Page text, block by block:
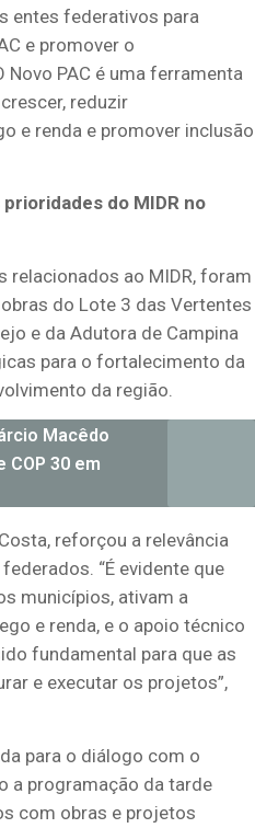
entes federativos para
e promover o
Novo PAC é uma ferramenta
reduzir
e renda e promover inclusão
do MIDR no
relacionados ao MIDR, foram
do Lote 3 das Vertentes
e da Adutora de Campina
para o fortalecimento da
da região.
Macêdo
30 em
reforçou a relevância
“É evidente que
municípios, ativam a
e renda, e o apoio técnico
fundamental para que as
e executar os projetos”,
para o diálogo com o
a programação da tarde
com obras e projetos